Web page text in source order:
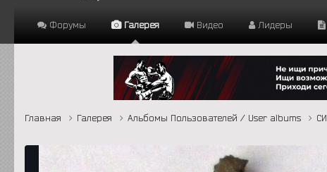
Форумы Галерея Видео Лидеры
Главная Галерея Альбомы Пользователей / User albums